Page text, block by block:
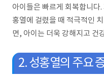
아이들은 빠르게 회복합니다
홍열에 걸렸을 때 적극적인
면, 아이는 더욱 강해지고 건
2. 성홍열의 주요